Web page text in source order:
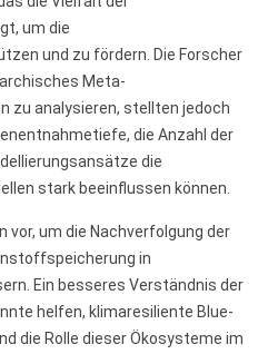
um die
und zu fördern. Die Forscher
Meta-
zu analysieren, stellten jedoch
die Anzahl der
die
stark beeinflussen können.
vor, um die Nachverfolgung der
in
Ein besseres Verständnis der
helfen, klimaresiliente Blue-
die Rolle dieser Ökosysteme im